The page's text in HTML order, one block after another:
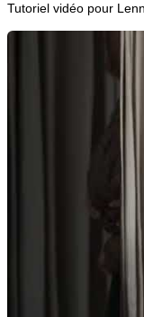
Tutoriel vidéo pour